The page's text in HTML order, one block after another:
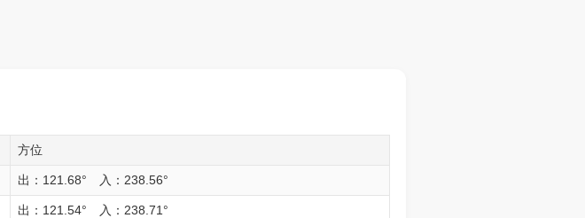
方位
出：121.68° 入：238.56°
出：121.54° 入：238.71°